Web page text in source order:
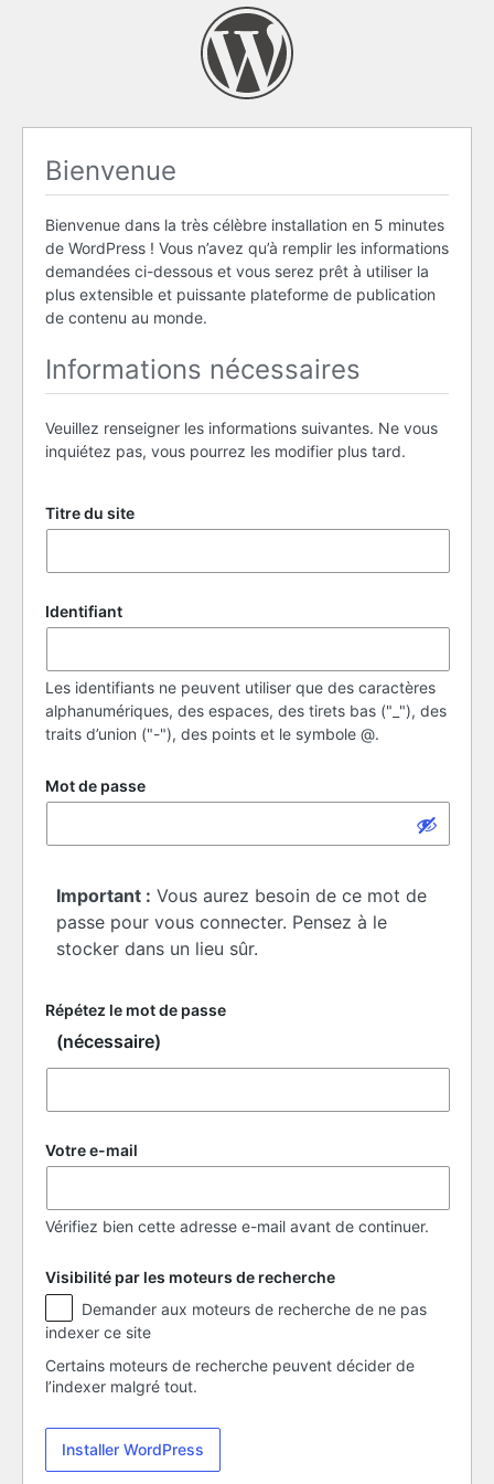
Bienvenue
Bienvenue dans la très célèbre installation en 5 minutes
de WordPress ! Vous n’avez qu’à remplir les informations
demandées ci-dessous et vous serez prêt à utiliser la
plus extensible et puissante plateforme de publication
de contenu au monde.
Informations nécessaires
Veuillez renseigner les informations suivantes. Ne vous
inquiétez pas, vous pourrez les modifier plus tard.
Titre du site
Identifiant
Les identifiants ne peuvent utiliser que des caractères
alphanumériques, des espaces, des tirets bas ("_"), des
traits d’union ("-"), des points et le symbole @.
Mot de passe
Important : Vous aurez besoin de ce mot de
passe pour vous connecter. Pensez à le
stocker dans un lieu sûr.
Répétez le mot de passe
(nécessaire)
Votre e-mail
Vérifiez bien cette adresse e-mail avant de continuer.
Visibilité par les moteurs de recherche
Visibilité
par
les
moteurs
de
indexer ce site
Certains moteurs de recherche peuvent décider de
l’indexer malgré tout.